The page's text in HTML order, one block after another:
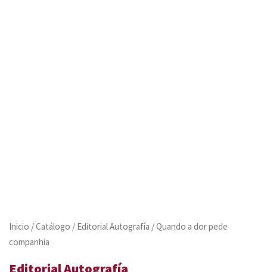
Inicio /Catálogo / Editorial Autografía / Quando a dor pede
companhia
Editorial Autografía